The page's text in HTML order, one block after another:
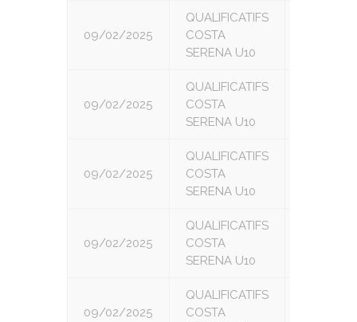
09/02/2025
QUALIFICATIFS
COSTA
SERENA U10
09/02/2025
QUALIFICATIFS
COSTA
SERENA U10
09/02/2025
QUALIFICATIFS
COSTA
SERENA U10
09/02/2025
QUALIFICATIFS
COSTA
SERENA U10
09/02/2025
QUALIFICATIFS
COSTA